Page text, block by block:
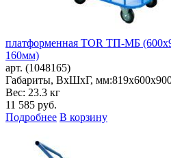
платформенная TOR ТП-МБ
160мм)
арт. (1048165)
Габариты, ВxШxГ, мм:
Вес: 23.3 кг
11 585 руб.
Подробнее В корзину